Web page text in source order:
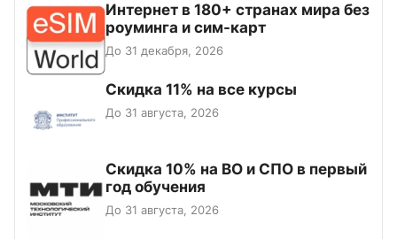
Интернет в 180+ странах мира без
роуминга и сим-карт
До 31 декабря, 2026
Скидка 11% на все курсы
До 31 августа, 2026
Скидка 10% на ВО и СПО в первый
год обучения
До 31 августа, 2026